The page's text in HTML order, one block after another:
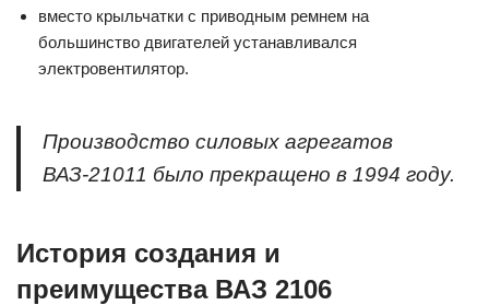
вместо крыльчатки с приводным ремнем на
большинство двигателей устанавливался
электровентилятор.
Производство силовых агрегатов
ВАЗ-21011 было прекращено в 1994 году.
История создания и
преимущества ВАЗ 2106